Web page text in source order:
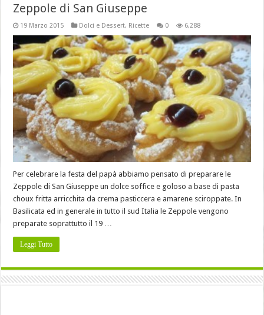
Zeppole di San Giuseppe
19 Marzo 2015 Dolci e Dessert, Ricette 0 6,288
Per celebrare la festa del papà abbiamo pensato di preparare le
Zeppole di San Giuseppe un dolce soffice e goloso a base di pasta
choux fritta arricchita da crema pasticcera e amarene sciroppate. In
Basilicata ed in generale in tutto il sud Italia le Zeppole vengono
preparate soprattutto il 19 …
Leggi Tutto